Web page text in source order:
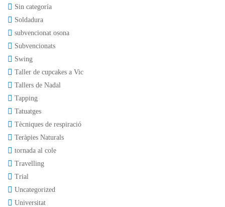
Sin categoría
Soldadura
subvencionat osona
Subvencionats
Swing
Taller de cupcakes a Vic
Tallers de Nadal
Tapping
Tatuatges
Tècniques de respiració
Teràpies Naturals
tornada al cole
Travelling
Trial
Uncategorized
Universitat